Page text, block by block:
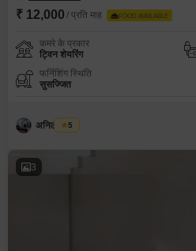
₹ 12,000 / प्रति माह FOOD AVAILABLE
कमरे के प्रकार
ट्विन शेयरिंग
फर्निशिंग स्थिति
सुसज्जित
अनिल कांबळे
5
3